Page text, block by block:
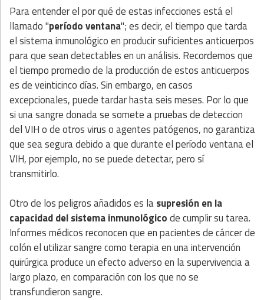
Para entender el por qué de estas infecciones está el
llamado "período ventana"; es decir, el tiempo que tarda
el sistema inmunológico en producir suficientes anticuerpos
para que sean detectables en un análisis. Recordemos que
el tiempo promedio de la producción de estos anticuerpos
es de veinticinco días. Sin embargo, en casos
excepcionales, puede tardar hasta seis meses. Por lo que
si una sangre donada se somete a pruebas de deteccion
del VIH o de otros virus o agentes patógenos, no garantiza
que sea segura debido a que durante el período ventana el
VIH, por ejemplo, no se puede detectar, pero sí
transmitirlo.
Otro de los peligros añadidos es lasupresión en la
capacidad del sistema inmunológicode cumplir su tarea.
Informes médicos reconocen que en pacientes de cáncer de
colón el utilizar sangre como terapia en una intervención
quirúrgica produce un efecto adverso en la supervivencia a
largo plazo, en comparación con los que no se
transfundieron sangre.